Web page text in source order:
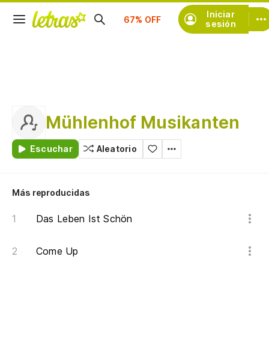
Iniciar
sesión
Suscríbete
Mühlenhof Musikanten
Escuchar Aleatorio
Más reproducidas
Das Leben Ist Schön
Come Up